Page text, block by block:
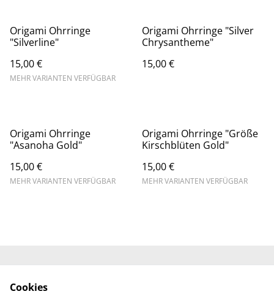
Origami Ohrringe
"Silverline"
15,00 €
MEHR VARIANTEN VERFÜGBAR
Origami Ohrringe "Silver
Chrysantheme"
15,00 €
Origami Ohrringe
"Asanoha Gold"
15,00 €
MEHR VARIANTEN VERFÜGBAR
Origami Ohrringe "Größe
Kirschblüten Gold"
15,00 €
MEHR VARIANTEN VERFÜGBAR
Cookies